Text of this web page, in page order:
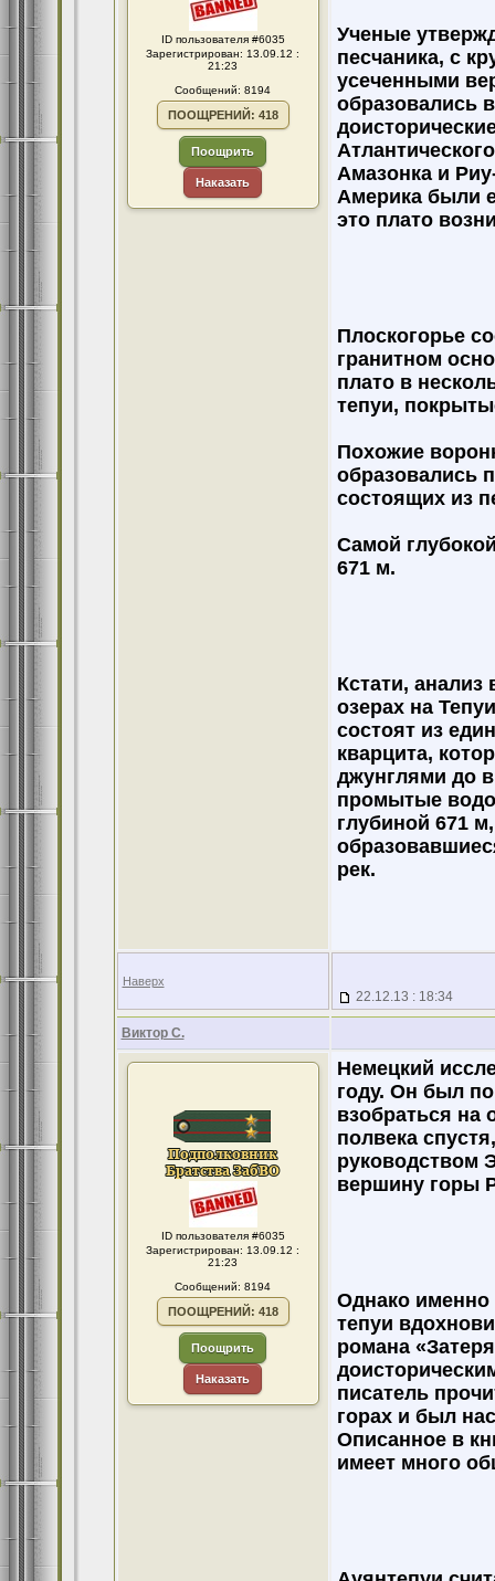
ID пользователя #6035
Зарегистрирован: 13.09.12 :
21:23
Сообщений: 8194
ПООЩРЕНИЙ: 418
Поощрить
Наказать
Ученые
песчаника, с
усеченными
образовались
Амазонка и
Америка были
это плато
Плоскогорье
гранитном
плато в
тепуи,
Похожие
образовались
состоящих из
Самой
671 м.
Кстати, анализ
озерах на
состоят из
кварцита,
джунглями до
промытые
глубиной 671
рек.
Наверх
22.12.13 : 18:34
Виктор С.
ID пользователя #6035
Зарегистрирован: 13.09.12 :
21:23
Сообщений: 8194
ПООЩРЕНИЙ: 418
Поощрить
Наказать
Немецкий
году. Он был
взобраться на
полвека
руководством
вершину горы
Однако именно
тепуи
романа
писатель
горах и был
Описанное в
имеет много